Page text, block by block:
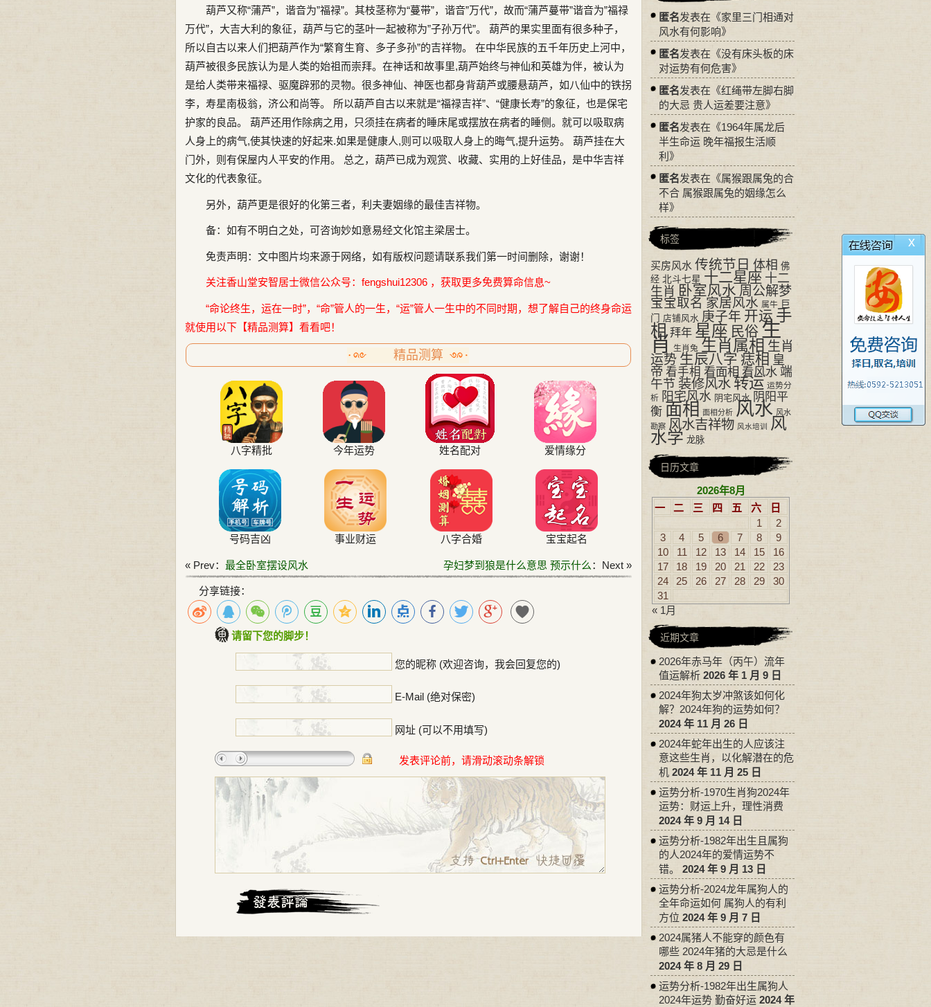
葫芦又称“蒲芦”，谐音为”福禄”。其枝茎称为“蔓带”，谐音”万代”，故而“蒲芦蔓带”谐音为”福禄
万代”，大吉大利的象征，葫芦与它的茎叶一起被称为”子孙万代”。 葫芦的果实里面有很多种子，
所以自古以来人们把葫芦作为“繁育生育、多子多孙”的吉祥物。 在中华民族的五千年历史上河中，
葫芦被很多民族认为是人类的始祖而崇拜。在神话和故事里,葫芦始终与神仙和英雄为伴，被认为
是给人类带来福禄、驱魔辟邪的灵物。很多神仙、神医也都身背葫芦或腰悬葫芦，如八仙中的铁拐
李，寿星南极翁，济公和尚等。 所以葫芦自古以来就是“福禄吉祥”、“健康长寿”的象征，也是保宅
护家的良品。 葫芦还用作除病之用，只须挂在病者的睡床尾或摆放在病者的睡侧。就可以吸取病
人身上的病气,使其快速的好起来.如果是健康人,则可以吸取人身上的晦气,提升运势。 葫芦挂在大
门外，则有保屋内人平安的作用。 总之，葫芦已成为观赏、收藏、实用的上好佳品，是中华吉祥
文化的代表象征。
另外，葫芦更是很好的化第三者，利夫妻姻缘的最佳吉祥物。
备：如有不明白之处，可咨询妙如意易经文化馆主梁居士。
免责声明：文中图片均来源于网络，如有版权问题请联系我们第一时间删除，谢谢！
关注香山堂安智居士微信公众号：fengshui12306 ，获取更多免费算命信息~
“命论终生，运在一时”，“命”管人的一生，“运”管人一生中的不同时期，想了解自己的终身命运
就使用以下【精品测算】看看吧！
精品测算
八字精批 今年运势 姓名配对 爱情缘分
号码吉凶 事业财运 八字合婚 宝宝起名
« Prev： 最全卧室摆设风水 孕妇梦到狼是什么意思 预示什么：Next »
分享链接：
请留下您的脚步！
您的昵称 (欢迎咨询，我会回复您的)
E-Mail (绝对保密)
网址 (可以不用填写)
发表评论前，请滑动滚动条解锁
匿名发表在《家里三门相通对
风水有何影响》
匿名发表在《没有床头板的床
对运势有何危害》
匿名发表在《红绳带左脚右脚
的大忌 贵人运差要注意》
匿名发表在《1964年属龙后
半生命运 晚年福报生活顺
利 》
匿名发表在《属猴跟属兔的合
不合 属猴跟属兔的姻缘怎么
样》
标签
买房风水 传统节日 体相 佛
经 北斗七星 十二星座 十二
生肖 卧室风水 周公解梦
宝宝取名 家居风水 属牛 巨
门
店铺风水 庚子年 开运 手
相 拜年 星座 民俗 生
肖 生肖兔 生肖属相 生肖
运势 生辰八字 痣相 皇
帝 看手相 看面相 看风水 端
午节 装修风水 转运 运势分
析 阳宅风水 阴宅风水 阴阳平
衡 面相 面相分析 风水 风水
勘察 风水吉祥物 风水培训 风
水学 龙脉
日历文章
2026年8月
一
二 三 四 五 六
日
1
2
3
4 5 6 7 8
9
10
11 12 13 14 15
16
17
18 19 20 21 22
23
24
25 26 27 28 29
30
31
« 1月
近期文章
2026年赤马年（丙午）流年
值运解析 2026 年 1 月 9 日
2024年狗太岁冲煞该如何化
解？2024年狗的运势如何？
2024 年 11 月 26 日
2024年蛇年出生的人应该注
意这些生肖，以化解潜在的危
机 2024 年 11 月 25 日
运势分析-1970生肖狗2024年
运势：财运上升，理性消费
2024 年 9 月 14 日
运势分析-1982年出生且属狗
的人2024年的爱情运势不
错。
2024 年 9 月 13 日
运势分析-2024龙年属狗人的
全年命运如何 属狗人的有利
方位 2024 年 9 月 7 日
2024属猪人不能穿的颜色有
哪些 2024年猪的大忌是什么
2024 年 8 月 29 日
运势分析-1982年出生属狗人
2024年运势 勤奋好运 2024 年
x